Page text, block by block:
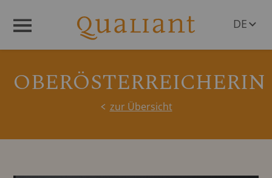
DE
OBERÖSTERREICHERIN
zur Übersicht